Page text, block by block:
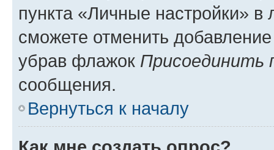
пункта «Личные настройки»
сможете отменить
убрав флажок Присоединить
сообщения.
Вернуться к началу